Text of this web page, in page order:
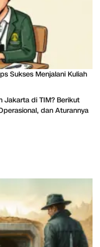
Sukses Menjalani Kuliah
Jakarta di TIM? Berikut
dan Aturannya